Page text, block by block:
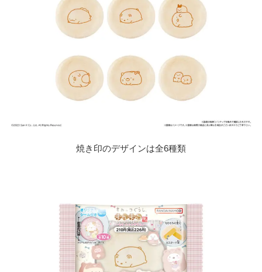
焼き印のデザインは全6種類